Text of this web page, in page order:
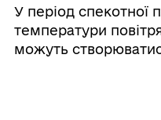
У період спекотної
температури
можуть